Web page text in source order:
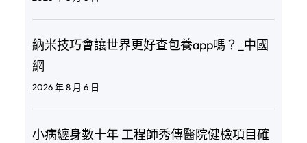
納米技巧會讓世界更好查包養app嗎？_中國
網
2026 年 8 月 6 日
小病纏身數十年 工程師秀傳醫院健檢項目確